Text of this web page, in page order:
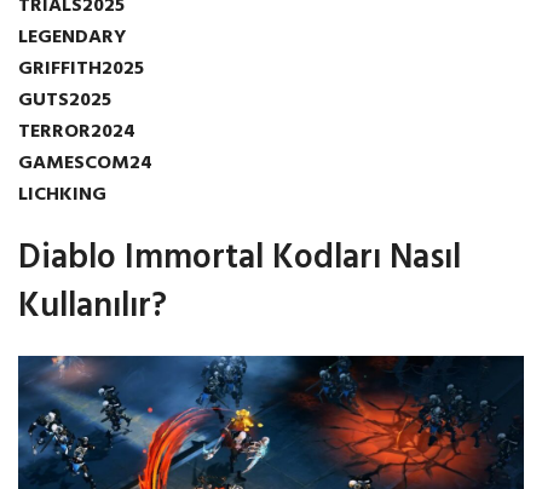
TRIALS2025
LEGENDARY
GRIFFITH2025
GUTS2025
TERROR2024
GAMESCOM24
LICHKING
Diablo Immortal Kodları Nasıl
Kullanılır?